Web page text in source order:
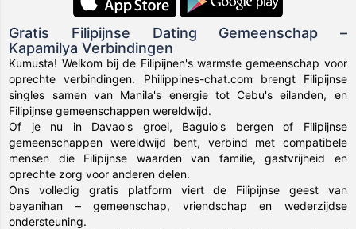
Gratis Filipijnse Dating Gemeenschap –
Kapamilya Verbindingen
Kumusta! Welkom bij de Filipijnen's warmste gemeenschap voor
oprechte verbindingen. Philippines-chat.com brengt Filipijnse
singles samen van Manila's energie tot Cebu's eilanden, en
Filipijnse gemeenschappen wereldwijd.
Of je nu in Davao's groei, Baguio's bergen of Filipijnse
gemeenschappen wereldwijd bent, verbind met compatibele
mensen die Filipijnse waarden van familie, gastvrijheid en
oprechte zorg voor anderen delen.
Ons volledig gratis platform viert de Filipijnse geest van
bayanihan – gemeenschap, vriendschap en wederzijdse
ondersteuning.